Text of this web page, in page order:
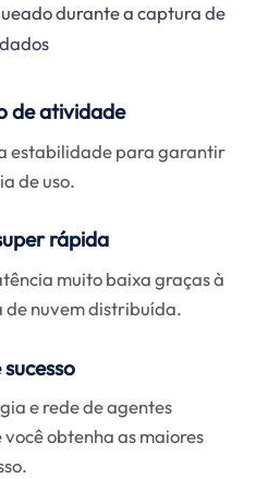
durante a captura de
dados
de atividade
estabilidade para garantir
de uso.
rápida
muito baixa graças à
nuvem distribuída.
e rede de agentes
obtenha as maiores